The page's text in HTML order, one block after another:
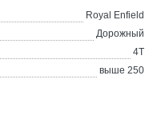
Royal Enfield
Дорожный
4Т
выше 250